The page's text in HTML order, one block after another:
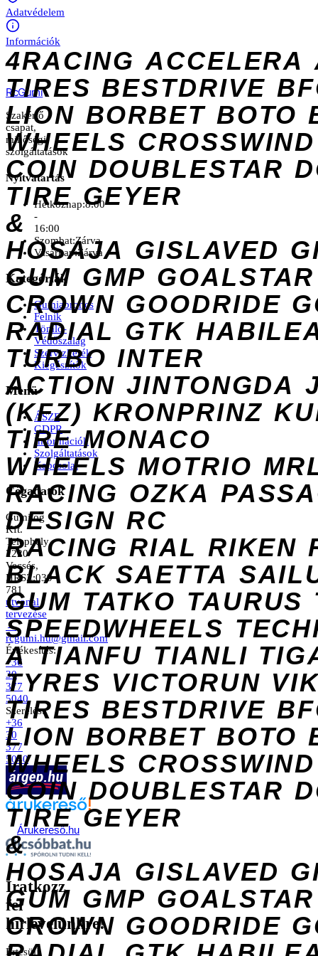
Adatvédelem
Információk
4RACING ACCELERA
TIRES BESTDRIVE
LION BORBET BOTO
WHEELS CROSSWIND
COIN DOUBLESTAR
TIRE GEYER
&
HOSAJA GISLAVED
GUM GMP GOALSTAR
CROWN GOODRIDE
RADIAL GTK
TURBO INTER
ACTION JINTONGDA
(KFZ) KRONPRINZ
TIRE MONACO
WHEELS MOTRIO
RACING OZKA
DESIGN RC
RACING RIAL RIKEN
BLACK SAETTA
GUM TATKO TAURUS
SPEEDWHEELS
A TIANFU TIANLI
TYRES VICTORUN
TIRES BESTDRIVE
LION BORBET BOTO
WHEELS CROSSWIND
COIN DOUBLESTAR
TIRE GEYER
&
HOSAJA GISLAVED
GUM GMP GOALSTAR
CROWN GOODRIDE
RcGumi
Szakértő
csapat,
minőségi
szolgáltatások
Nyitvatartás
Hétköznap:8:00
-
16:00
Szombat:Zárva
Vasárnap:Zárva
Kategóriák
Gumiabroncs
Felnik
Tömlő-
Védőszalag
Szervizkerék
Kiegészítők
Menü
ÁSZF
GDPR
Információk
Szolgáltatások
Kapcsolat
Cégadatok
Gumilog
Kft.
Telephely
2220
Vecsés,
HRSZ:039
781
útvonal
tervezése
→
rcgumi.hu@gmail.com
Értékesítés:
+36
30
377
5040
Szerelés:
+36
30
377
5040
Árukereső.hu
Iratkozz
fel
hírlevelünkre!
Értesülj